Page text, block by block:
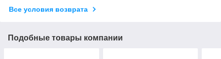
Все условия возврата
Подобные товары компании